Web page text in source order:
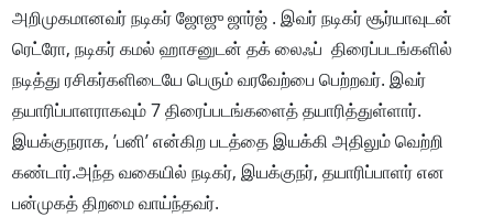
அறிமுகமானவர் நடிகர் ஜோஜு ஜார்ஜ் . இவர் நடிகர் சூர்யாவுடன்
ரெட்ரோ, நடிகர் கமல் ஹாசனுடன் தக் லைஃப் திரைப்படங்களில்
நடித்து ரசிகர்களிடையே பெரும் வரவேற்பை பெற்றவர். இவர்
தயாரிப்பாளராகவும் 7 திரைப்படங்களைத் தயாரித்துள்ளார்.
இயக்குநராக, ’பனி’ என்கிற படத்தை இயக்கி அதிலும் வெற்றி
கண்டார்.அந்த வகையில் நடிகர், இயக்குநர், தயாரிப்பாளர் என
பன்முகத் திறமை வாய்ந்தவர்.